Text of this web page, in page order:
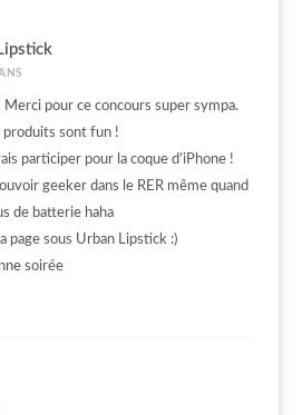
Merci pour ce concours super sympa.
produits sont fun !
participer pour la coque d’iPhone !
geeker dans le RER même quand
de batterie haha
page sous Urban Lipstick :)
soirée